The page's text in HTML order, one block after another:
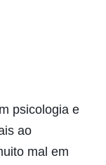
psicologia e
ao
mal em